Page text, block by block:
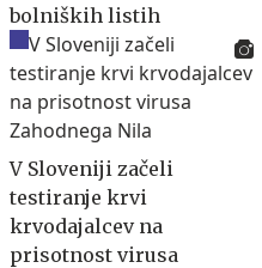
bolniških listih
V Sloveniji začeli
testiranje krvi
krvodajalcev na
prisotnost virusa